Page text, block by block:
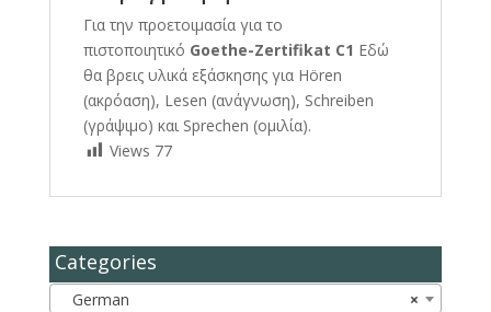
Για την προετοιμασία για το
πιστοποιητικό Goethe-Zertifikat C1 Εδώ
θα βρεις υλικά εξάσκησης για Hören
(ακρόαση), Lesen (ανάγνωση), Schreiben
(γράψιμο) και Sprechen (ομιλία).
Views 77
Categories
×
German